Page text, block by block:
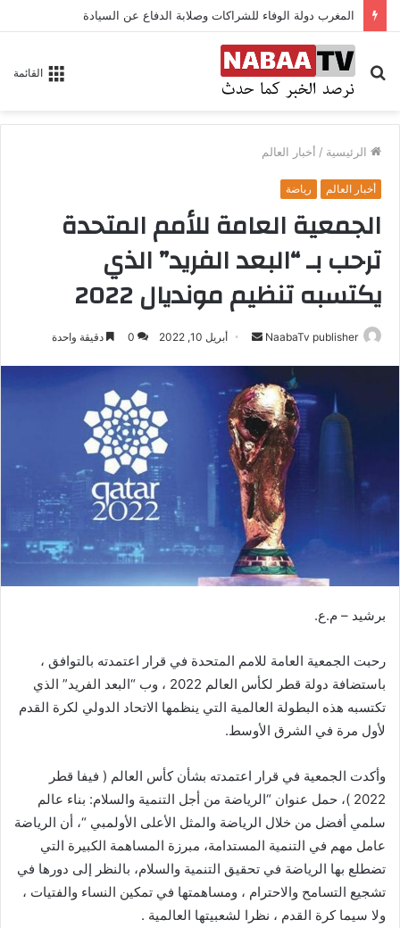
المغرب دولة الوفاء للشراكات وصلابة الدفاع عن السيادة
القائمة
بحث
عن
الرئيسية / أخبار العالم
أخبار العالم رياضة
الجمعية العامة للأمم المتحدة
ترحب بـ “البعد الفريد” الذي
يكتسبه تنظيم مونديال 2022
NaabaTv publisher
ل
ر
ي
د
إ
ل
ك
ن
ا
أبريل 10, 2022 0 دقيقة واحدة
برشيد – م.ع.
رحبت الجمعية العامة للامم المتحدة في قرار اعتمدته بالتوافق ،
باستضافة دولة قطر لكأس العالم 2022 ، وب “البعد الفريد” الذي
تكتسبه هذه البطولة العالمية التي ينظمها الاتحاد الدولي لكرة القدم
لأول مرة في الشرق الأوسط.
وأكدت الجمعية في قرار اعتمدته بشأن كأس العالم ( فيفا قطر
2022 )، حمل عنوان “الرياضة من أجل التنمية والسلام: بناء عالم
سلمي أفضل من خلال الرياضة والمثل الأعلى الأولمبي “، أن الرياضة
عامل مهم في التنمية المستدامة، مبرزة المساهمة الكبيرة التي
تضطلع بها الرياضة في تحقيق التنمية والسلام، بالنظر إلى دورها في
تشجيع التسامح والاحترام ، ومساهمتها في تمكين النساء والفتيات ،
ولا سيما كرة القدم ، نظرا لشعبيتها العالمية .